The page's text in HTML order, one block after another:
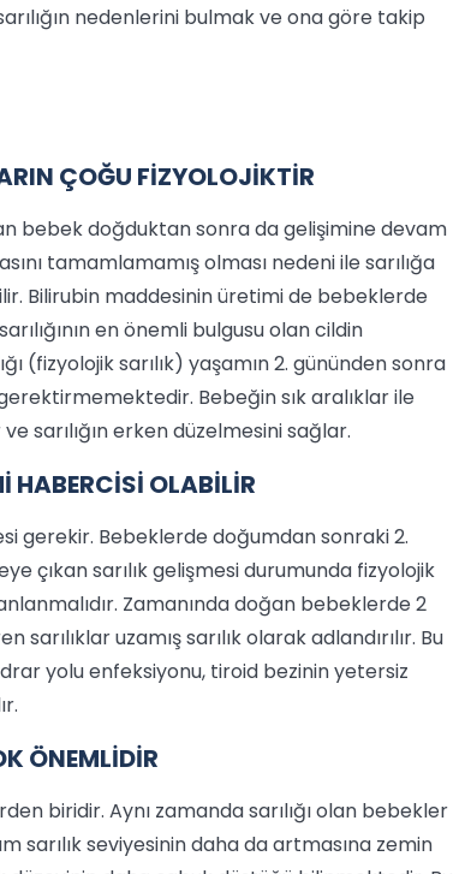
nedenlerini bulmak ve ona göre takip
ÇOĞU FİZYOLOJİKTİR
bebek doğduktan sonra da gelişimine devam
tamamlamamış olması nedeni ile sarılığa
Bilirubin maddesinin üretimi de bebeklerde
en önemli bulgusu olan cildin
(fizyolojik sarılık) yaşamın 2. gününden sonra
Bebeğin sık aralıklar ile
sarılığın erken düzelmesini sağlar.
HABERCİSİ OLABİLİR
gerekir. Bebeklerde doğumdan sonraki 2.
çıkan sarılık gelişmesi durumunda fizyolojik
Zamanında doğan bebeklerde 2
uzamış sarılık olarak adlandırılır. Bu
yolu enfeksiyonu, tiroid bezinin yetersiz
ÖNEMLİDİR
biridir. Aynı zamanda sarılığı olan bebekler
sarılık seviyesinin daha da artmasına zemin